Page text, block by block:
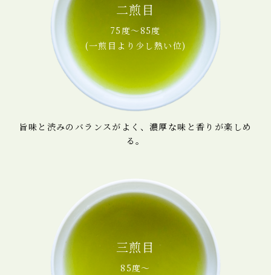
二煎目
75度～85度
(一煎目より少し熱い位)
旨味と渋みのバランスがよく、濃厚な味と香りが楽しめ
る。
三煎目
85度～